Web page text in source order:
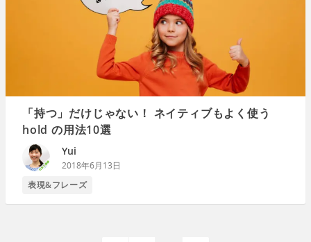
「持つ」だけじゃない！ ネイティブもよく使う
hold の用法10選
Yui
2018年6月13日
表現&フレーズ